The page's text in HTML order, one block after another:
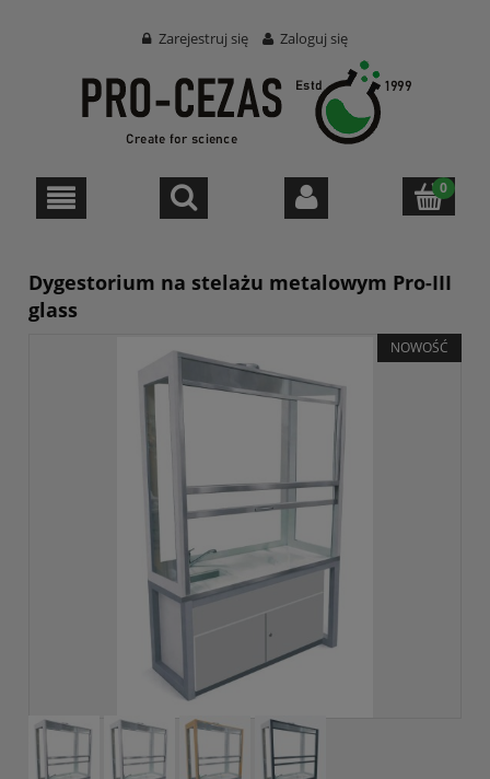
Zarejestruj się Zaloguj się
Dygestorium na stelażu metalowym Pro-III
glass
NOWOŚĆ